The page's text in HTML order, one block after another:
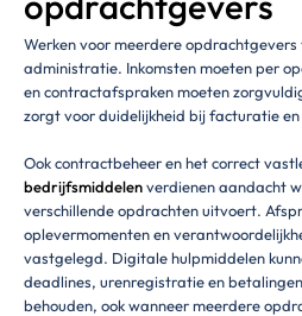
Werken voor meerdere
administratie. Inkomsten moeten per
en contractafspraken moeten
zorgt voor duidelijkheid bij facturatie
Ook contractbeheer en het correct
bedrijfsmiddelenverdienen aandacht
verschillende opdrachten uitvoert.
oplevermomenten en
vastgelegd. Digitale hulpmiddelen
deadlines, urenregistratie en
behouden, ook wanneer meerdere